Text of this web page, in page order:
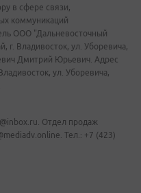
в сфере связи,
коммуникаций
ООО "Дальневосточный
г. Владивосток, ул. Уборевича,
Дмитрий Юрьевич. Адрес
ул. Уборевича,
Отдел продаж
Тел.: +7 (423)